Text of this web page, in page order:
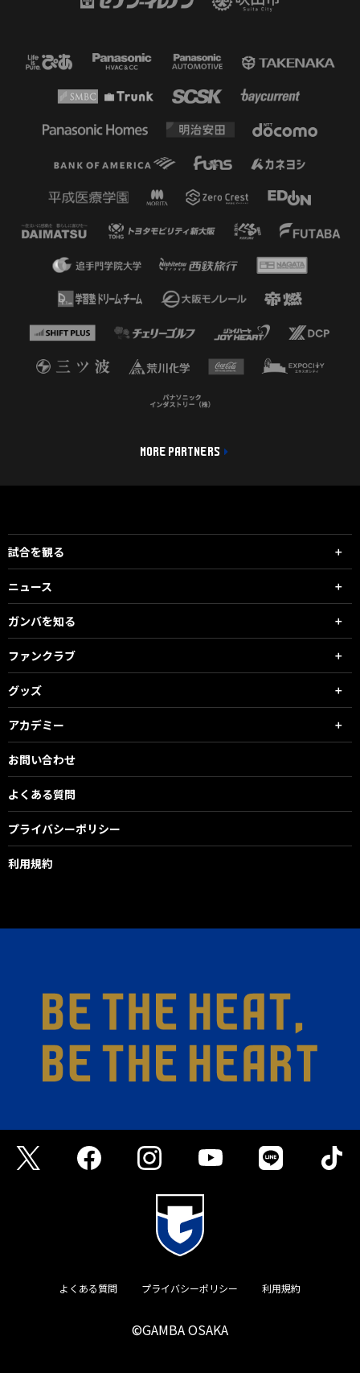
MORE PARTNERS
試合を観る
ニュース
ガンバを知る
ファンクラブ
グッズ
アカデミー
お問い合わせ
よくある質問
プライバシーポリシー
利用規約
よくある質問 プライバシーポリシー 利用規約
©GAMBA OSAKA